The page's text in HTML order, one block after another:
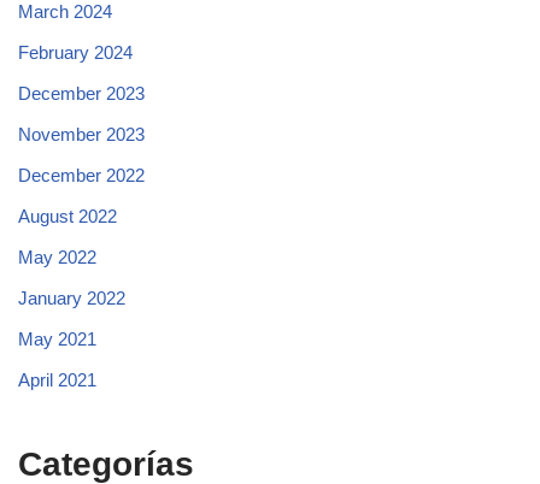
March 2024
February 2024
December 2023
November 2023
December 2022
August 2022
May 2022
January 2022
May 2021
April 2021
Categorías